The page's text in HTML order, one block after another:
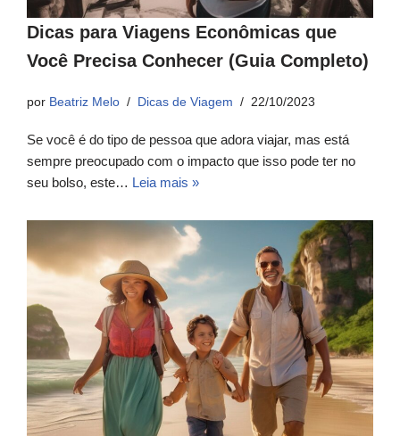
Dicas para Viagens Econômicas que
Você Precisa Conhecer (Guia Completo)
por Beatriz Melo Dicas de Viagem 22/10/2023
Se você é do tipo de pessoa que adora viajar, mas está
sempre preocupado com o impacto que isso pode ter no
seu bolso, este… Leia mais »